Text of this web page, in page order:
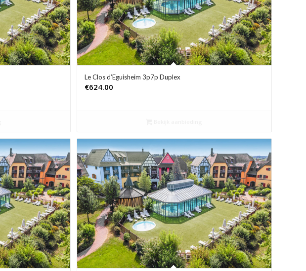
Le Clos d’Eguisheim 3p7p Duplex
€624.00